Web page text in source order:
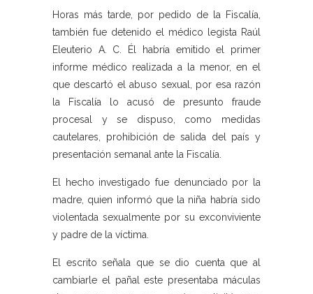
Horas más tarde, por pedido de la Fiscalía,
también fue detenido el médico legista Raúl
Eleuterio A. C. Él habría emitido el primer
informe médico realizada a la menor, en el
que descartó el abuso sexual, por esa razón
la Fiscalía lo acusó de presunto fraude
procesal y se dispuso, como medidas
cautelares, prohibición de salida del país y
presentación semanal ante la Fiscalía.
El hecho investigado fue denunciado por la
madre, quien informó que la niña habría sido
violentada sexualmente por su exconviviente
y padre de la víctima.
El escrito señala que se dio cuenta que al
cambiarle el pañal este presentaba máculas